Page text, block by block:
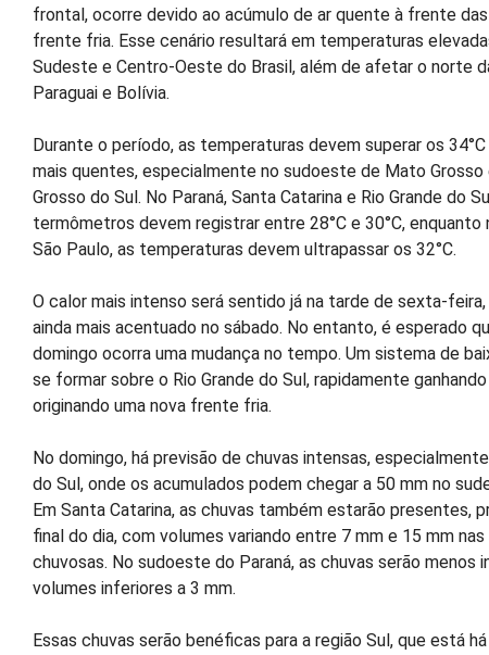
frontal, ocorre devido ao acúmulo de ar quente à frente
frente fria. Esse cenário resultará em temperaturas
Sudeste e Centro-Oeste do Brasil, além de afetar o norte
Paraguai e Bolívia.
Durante o período, as temperaturas devem superar os 34°C
mais quentes, especialmente no sudoeste de Mato
Grosso do Sul. No Paraná, Santa Catarina e Rio Grande do
termômetros devem registrar entre 28°C e 30°C,
São Paulo, as temperaturas devem ultrapassar os 32°C.
O calor mais intenso será sentido já na tarde de sexta-
ainda mais acentuado no sábado. No entanto, é esperado
domingo ocorra uma mudança no tempo. Um sistema de
se formar sobre o Rio Grande do Sul, rapidamente
originando uma nova frente fria.
No domingo, há previsão de chuvas intensas,
do Sul, onde os acumulados podem chegar a 50 mm no
Em Santa Catarina, as chuvas também estarão presentes,
final do dia, com volumes variando entre 7 mm e 15 mm nas
chuvosas. No sudoeste do Paraná, as chuvas serão menos
volumes inferiores a 3 mm.
Essas chuvas serão benéficas para a região Sul, que está